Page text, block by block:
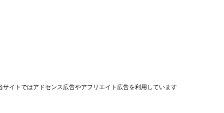
サイトではアドセンス広告やアフリエイト広告を利用しています